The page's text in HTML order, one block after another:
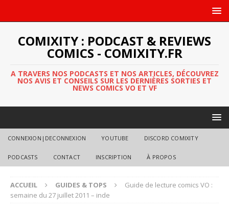
COMIXITY : PODCAST & REVIEWS
COMICS - COMIXITY.FR
A TRAVERS NOS PODCASTS ET NOS ARTICLES, DÉCOUVREZ
NOS AVIS ET CONSEILS SUR LES DERNIÈRES SORTIES ET
NEWS COMICS VO ET VF
CONNEXION|DECONNEXION YOUTUBE DISCORD COMIXITY
PODCASTS CONTACT INSCRIPTION À PROPOS
ACCUEIL GUIDES & TOPS
Guide de lecture comics VO :
semaine du 27 juillet 2011 – inde